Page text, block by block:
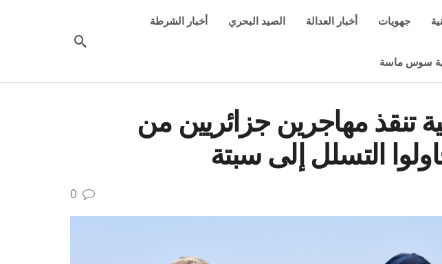
جهويات أخبار العدالة الصيد البحري أخبار الشرطة
سوس ماسة
تنقذ مهاجرين جزائريين من
التسلل إلى سبتة
0